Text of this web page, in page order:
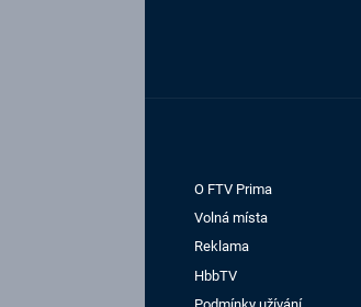
O FTV Prima
Volná místa
Reklama
HbbTV